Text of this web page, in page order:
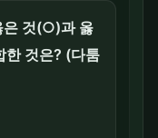
은 것(○)과 옳
한 것은? (다툼